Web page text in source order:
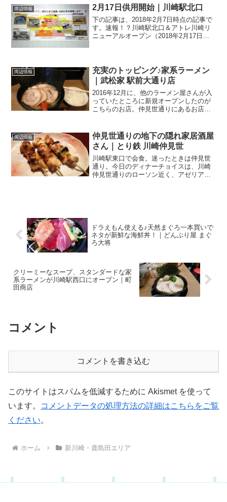
する際、せっかくだから何かお渡しでき
たら、そんな思いと、ネ...
周辺情報 2月17日供用開始｜川崎駅北口
下の記事は、2018年2月7日時点の記事で
す。速報！？川崎駅北口＆アトレ川崎リ
ニューアルオープン（2018年2月17日）↑
た。川崎...
周辺情報
充実のトッピング♪家系ラーメン
｜武松家 駅前大通り店
2016年12月に、他のラーメン屋さんが入
っていたところに新規オープンしたのが
こちらのお店。仲見世通りにあるお店の
から新川通の出口を出て、銀柳街を通り
過ぎてすぐ辺り...
周辺情報
仲見世通りの地下の隠れ家居酒屋
さん｜とり鉄 川崎仲見世
川崎駅東口で会食。迷ったときは仲見世
通り。今日のディナーチョイスは、川崎
仲見世通りのローソン近く、アゼリアの
ドラえもん使える♪天然まぐろ一本買いで
ネタが新鮮な海鮮丼！｜どんぶり屋 まぐ
ろ大将
クリーミーなスープ、スタンダードな家
系ラーメンが川崎駅西口にオープン｜町
田商店
コメント
コメントを書き込む
このサイトはスパムを低減するために Akismet を使って
います。
コメントデータの処理方法の詳細はこちらをご覧
ください。
ホーム 新川崎・鹿島田エリア